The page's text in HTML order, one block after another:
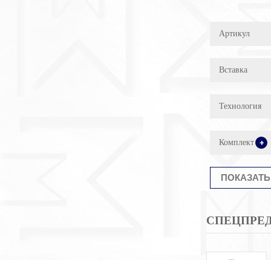
Артикул
Вставка
Технология
Комплект +